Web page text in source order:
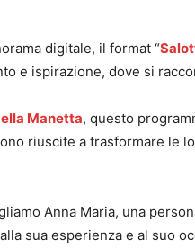
digitale, il format “
e ispirazione, dove si
Manetta, questo
riuscite a trasformare le
Anna Maria, una
sua esperienza e al suo